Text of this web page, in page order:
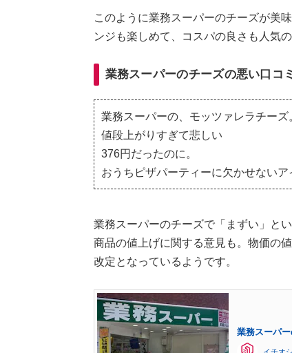
このように業務スーパーのチーズが美
ンジも楽しめて、コスパの良さも人気の
業務スーパーのチーズの悪い口コミ
業務スーパーの、モッツァレラチーズ
値段上がりすぎて悲しい
376円だったのに。
おうちピザパーティーに欠かせないア
業務スーパーのチーズで「まずい」と
商品の値上げに関する意見も。物価の
改定となっているようです。
業務スーパ
イチオ